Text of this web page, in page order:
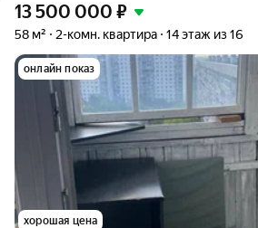
13 500 000 ₽
58 м² 2-комн. квартира 14 этаж из 16
онлайн показ
хорошая цена